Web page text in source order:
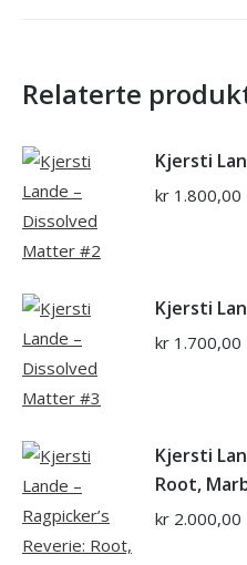
Relaterte
Kjersti
kr 1.800,00
Kjersti
kr 1.700,00
Kjersti
Root,
kr 2.000,00